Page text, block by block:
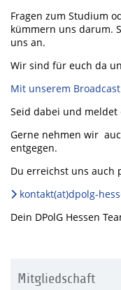
Fragen zum Studium
kümmern uns darum.
uns an.
Wir sind für euch da
Mit unserem
Seid dabei und meldet
Gerne nehmen wir
entgegen.
Du erreichst uns auch
kontakt(at)dpolg-
Dein DPolG Hessen
Mitgliedschaft